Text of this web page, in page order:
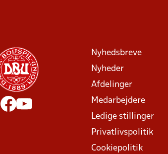
Nyhedsbreve
Nyheder
Afdelinger
Medarbejdere
Ledige stillinger
Privatlivspolitik
Cookiepolitik